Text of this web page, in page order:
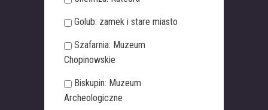
Golub: zamek i stare miasto
Szafarnia: Muzeum
Chopinowskie
Biskupin: Muzeum
Archeologiczne